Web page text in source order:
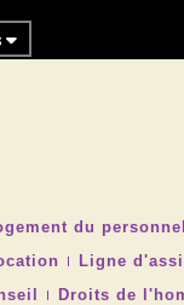
du personnel
Ligne
Droits de